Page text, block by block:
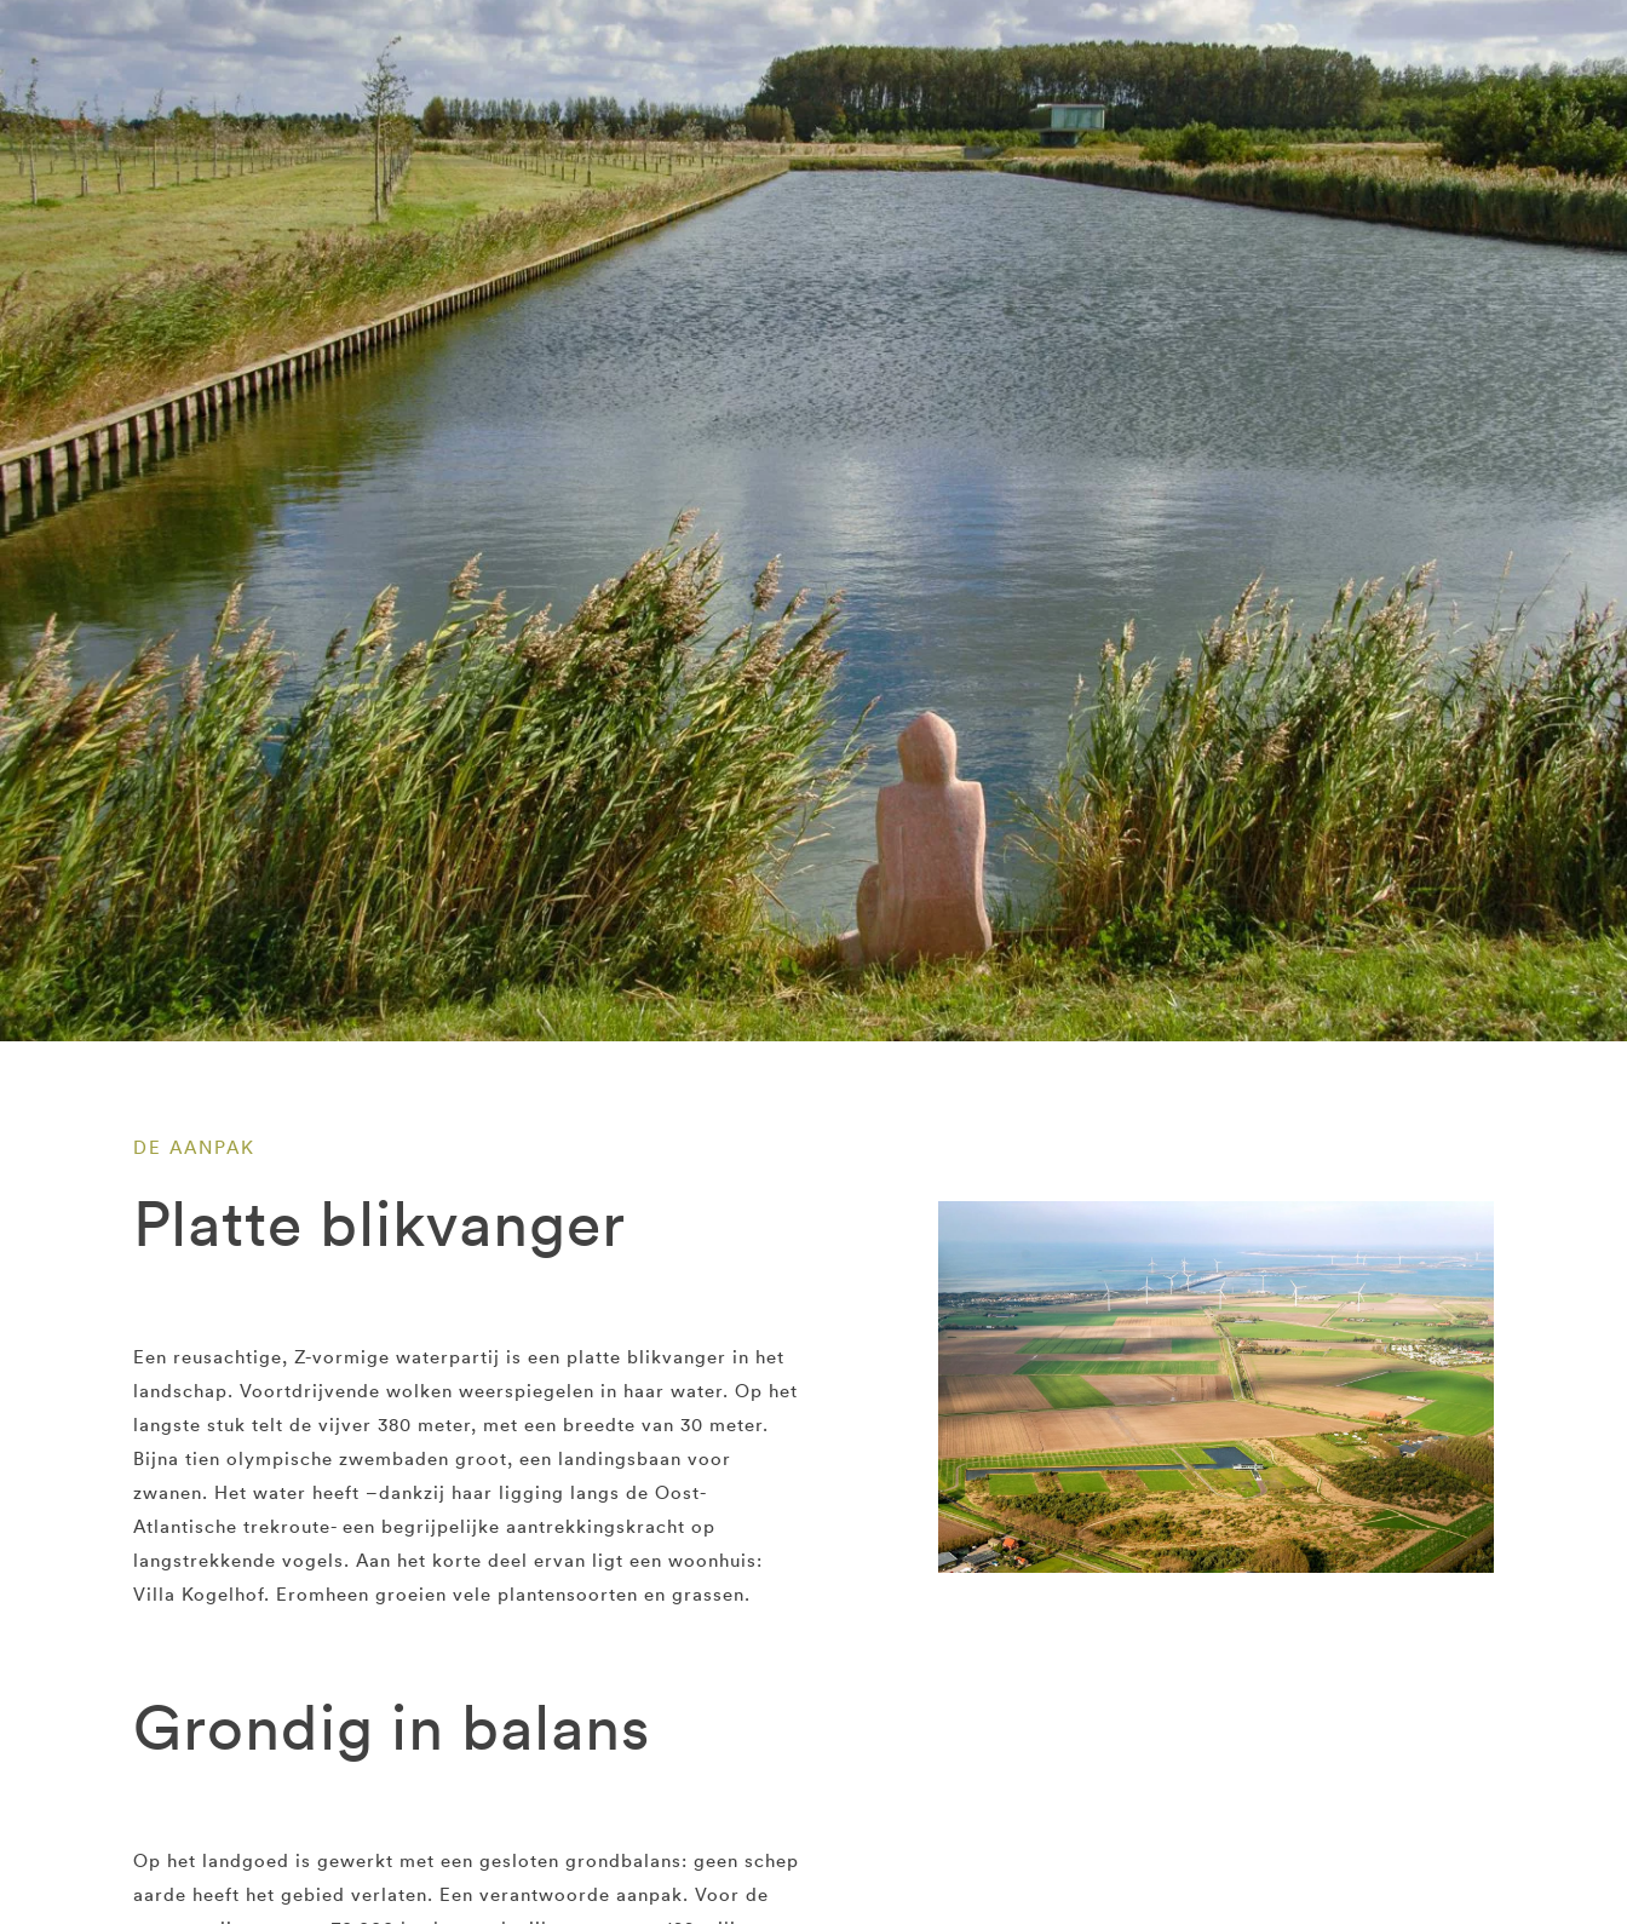
DE AANPAK
Platte blikvanger
Een reusachtige, Z-vormige waterpartij is een platte blikvanger in het
landschap. Voortdrijvende wolken weerspiegelen in haar water. Op het
langste stuk telt de vijver 380 meter, met een breedte van 30 meter.
Bijna tien olympische zwembaden groot, een landingsbaan voor
zwanen. Het water heeft –dankzij haar ligging langs de Oost-
Atlantische trekroute- een begrijpelijke aantrekkingskracht op
langstrekkende vogels. Aan het korte deel ervan ligt een woonhuis:
Villa Kogelhof. Eromheen groeien vele plantensoorten en grassen.
Grondig in balans
Op het landgoed is gewerkt met een gesloten grondbalans: geen schep
aarde heeft het gebied verlaten. Een verantwoorde aanpak. Voor de